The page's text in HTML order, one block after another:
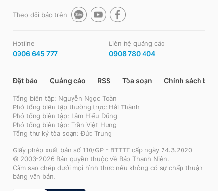
Theo dõi báo trên
Hotline
0906 645 777
Liên hệ quảng cáo
0908 780 404
Đặt báo Quảng cáo RSS Tòa soạn Chính sách bảo
Tổng biên tập: Nguyễn Ngọc Toàn
Phó tổng biên tập thường trực: Hải Thành
Phó tổng biên tập: Lâm Hiếu Dũng
Phó tổng biên tập: Trần Việt Hưng
Tổng thư ký tòa soạn: Đức Trung
Giấy phép xuất bản số 110/GP - BTTTT cấp ngày 24.3.2020
© 2003-2026 Bản quyền thuộc về Báo Thanh Niên.
Cấm sao chép dưới mọi hình thức nếu không có sự chấp thuận
bằng văn bản.